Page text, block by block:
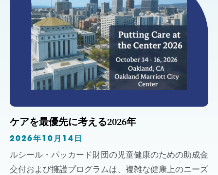
ケアを最優先に考える2026年
2026年10月14日
ルシール・パッカード財団の児童健康のための助成金
交付および擁護プログラムは、複雑な健康上のニーズ